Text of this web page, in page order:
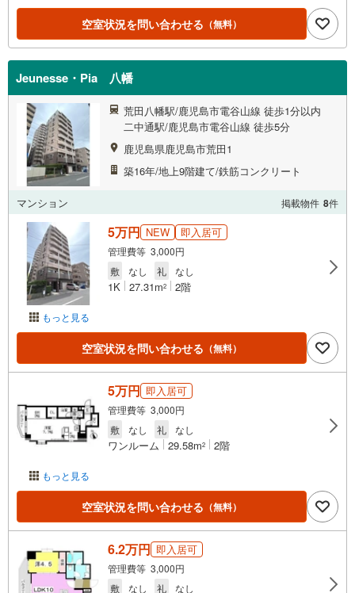
空室状況を問い合わせる （無料）
Jeunesse・Pia 八幡
荒田八幡駅/鹿児島市電谷山線 徒歩1分以内
二中通駅/鹿児島市電谷山線 徒歩5分
鹿児島県鹿児島市荒田1
築16年/地上9階建て/鉄筋コンクリート
マンション 掲載物件 8件
もっと見る
5万円 NEW 即入居可
管理費等 3,000円
敷
なし 礼 なし
1K 27.31m2 2階
空室状況を問い合わせる （無料）
もっと見る
5万円 即入居可
管理費等 3,000円
敷
なし 礼 なし
ワンルーム 29.58m2 2階
空室状況を問い合わせる （無料）
6.2万円 即入居可
管理費等 3,000円
敷
なし 礼 なし